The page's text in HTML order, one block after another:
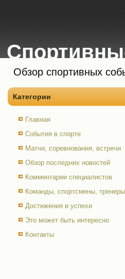
Обзор спортивных
Категории
Главная
События в спорте
Матчи, соревнования, встречи
Обзор последних новостей
Комментарии специалистов
Команды, спортсмены, тренеры
Достижения и успехи
Это может быть интересно
Контакты